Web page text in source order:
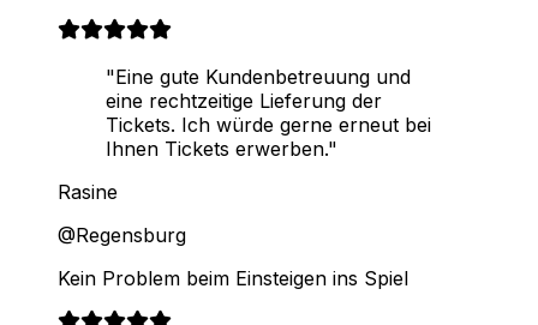
"Eine gute Kundenbetreuung und
eine rechtzeitige Lieferung der
Tickets. Ich würde gerne erneut bei
Ihnen Tickets erwerben."
Rasine
@Regensburg
Kein Problem beim Einsteigen ins Spiel